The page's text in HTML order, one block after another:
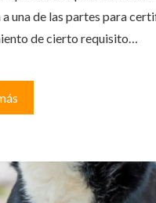
una de las partes para
de cierto requisito…